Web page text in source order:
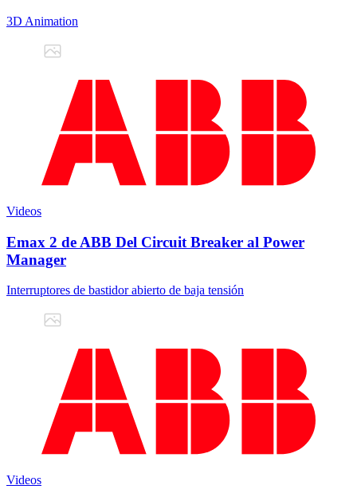
3D Animation
Videos
Emax 2 de ABB Del Circuit Breaker al Power
Manager
Interruptores de bastidor abierto de baja tensión
Videos